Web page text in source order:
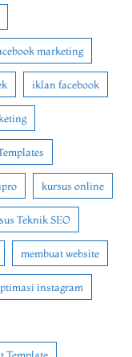
marketing
iklan facebook
kursus online
Teknik SEO
membuat website
instagram